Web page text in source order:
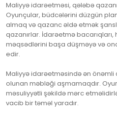
Maliyyə idarəetməsi, qələbə
Oyunçular, büdcələrini düzgün
almaq və qazanc əldə etmək
qazanırlar. İdarəetmə
məqsədlərini başa düşməyə və
edir.
Maliyyə idarəetməsində ən önəmli
olunan məbləği aşmamaqdır.
məsuliyyətli şəkildə mərc
vacib bir təməl yaradır.